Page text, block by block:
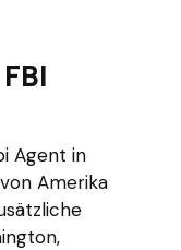
Agent in
Amerika